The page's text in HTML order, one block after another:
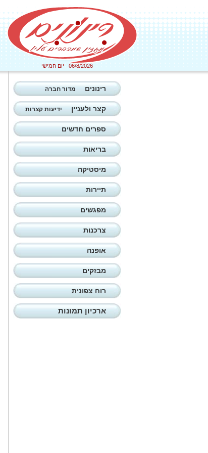
06/8/2026 יום חמישי
רינונים מדור חברה
קצר ולעניין ידיעות קצרות
ספרים חדשים
בריאות
מיסטיקה
תיירות
מפגשים
צרכנות
אופנה
מבזקים
רוח צפונית
ארכיון תמונות